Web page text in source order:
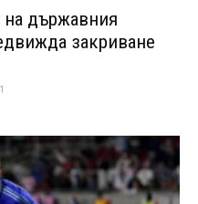
на държавния
закриване